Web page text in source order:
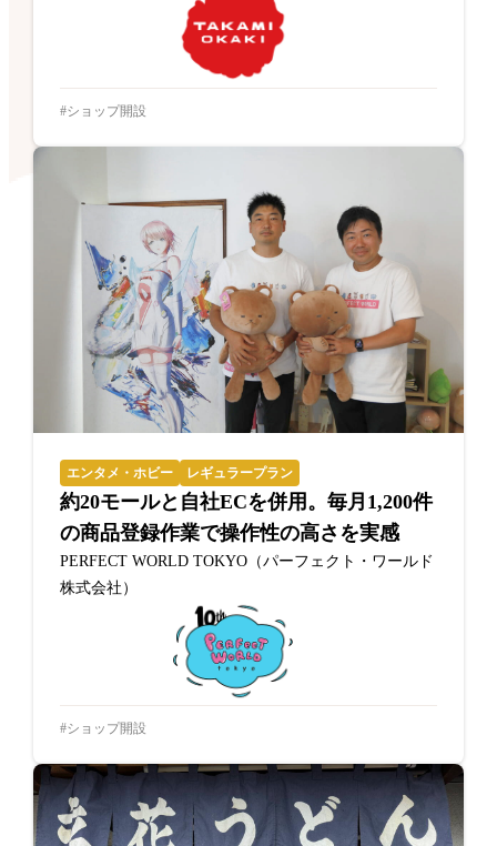
ショップ開設
エンタメ・ホビー レギュラープラン
約20モールと自社ECを併用。毎月1,200件
の商品登録作業で操作性の高さを実感
PERFECT WORLD TOKYO（パーフェクト・ワールド
株式会社）
ショップ開設